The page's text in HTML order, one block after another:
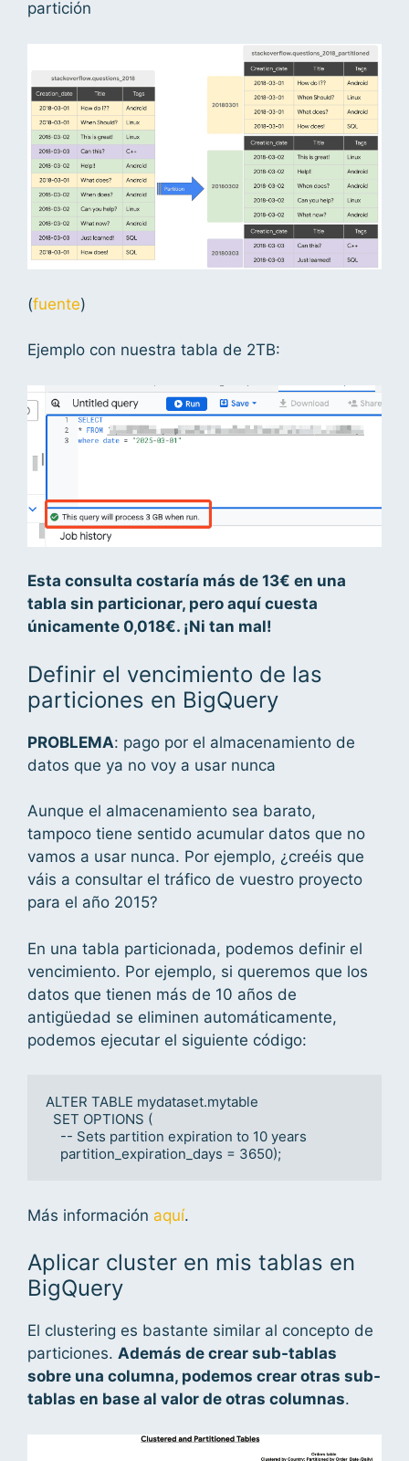
partición
(fuente)
Ejemplo con nuestra tabla de 2TB:
Esta consulta costaría más de 13€ en una
tabla sin particionar, pero aquí cuesta
únicamente 0,018€. ¡Ni tan mal!
Definir el vencimiento de las
particiones en BigQuery
PROBLEMA: pago por el almacenamiento de
datos que ya no voy a usar nunca
Aunque el almacenamiento sea barato,
tampoco tiene sentido acumular datos que no
vamos a usar nunca. Por ejemplo, ¿creéis que
váis a consultar el tráfico de vuestro proyecto
para el año 2015?
En una tabla particionada, podemos definir el
vencimiento. Por ejemplo, si queremos que los
datos que tienen más de 10 años de
antigüedad se eliminen automáticamente,
podemos ejecutar el siguiente código:
ALTER TABLE mydataset.mytable
SET OPTIONS (
-- Sets partition expiration to 10 years
partition_expiration_days = 3650);
Más información aquí.
Aplicar cluster en mis tablas en
BigQuery
El clustering es bastante similar al concepto de
particiones. Además de crear sub-tablas
sobre una columna, podemos crear otras sub-
tablas en base al valor de otras columnas.